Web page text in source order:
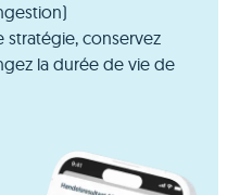
stratégie, conservez
la durée de vie de